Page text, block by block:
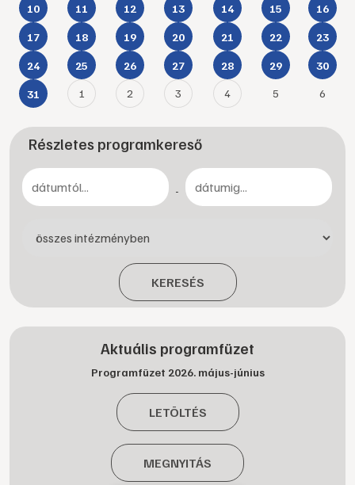
10 11 12 13 14 15 16
17 18 19 20 21 22 23
24 25 26 27 28 29 30
31 1 2 3 4 5 6
Részletes programkereső
-
KERESÉS
Aktuális programfüzet
Programfüzet 2026. május-június
LETÖLTÉS
MEGNYITÁS